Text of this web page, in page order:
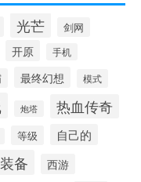
光芒 剑网
开原 手机
最终幻想 模式
炮塔 热血传奇
等级 自己的
装备 西游